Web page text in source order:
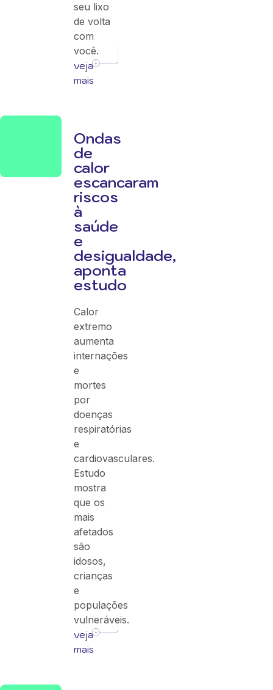
seu lixo
de volta
com
você.
veja
mais
Ondas
de
calor
escancaram
riscos
à
saúde
e
desigualdade,
aponta
estudo
Calor
extremo
aumenta
internações
e
mortes
por
doenças
respiratórias
e
cardiovasculares.
Estudo
mostra
que os
mais
afetados
são
idosos,
crianças
e
populações
vulneráveis.
veja
mais